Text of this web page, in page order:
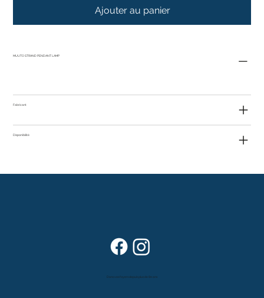
Ajouter au panier
MUUTO STRAND PENDANT LAMP
Fabricant
Disponibilité
Dans vos foyers depuis plus de 80 ans